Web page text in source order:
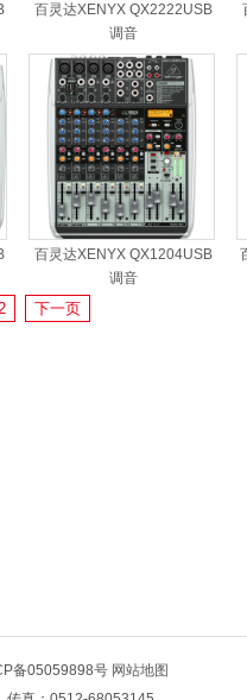
百灵达XENYX QX2222USB
调音
百灵达XENYX QX1204USB
调音
下一页
备05059898号 网站地图